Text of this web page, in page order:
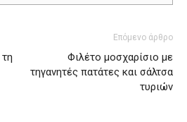
Επόμενο άρθρο
Φιλέτο μοσχαρίσιο με
τηγανητές πατάτες και σάλτσα
τυριών